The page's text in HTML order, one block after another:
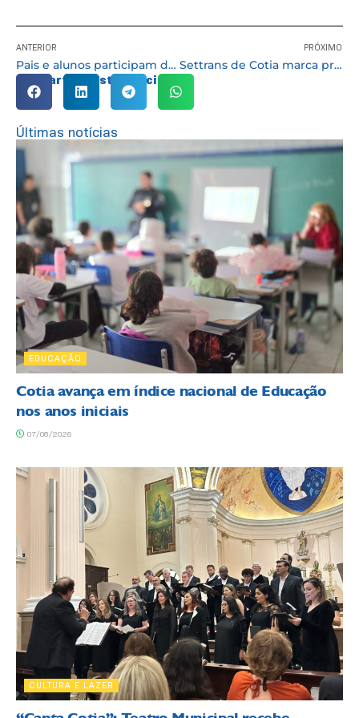
ANTERIOR
Pais e alunos participam de evento cultural Outubro Rosa
PRÓXIMO
Settrans de Cotia marca presença no II Fórum Melhores Práticas em Segurança Viária
Compartilhe esta notícia:
Últimas notícias
EDUCAÇÃO
Cotia avança em índice nacional de Educação
nos anos iniciais
07/08/2026
CULTURA E LAZER